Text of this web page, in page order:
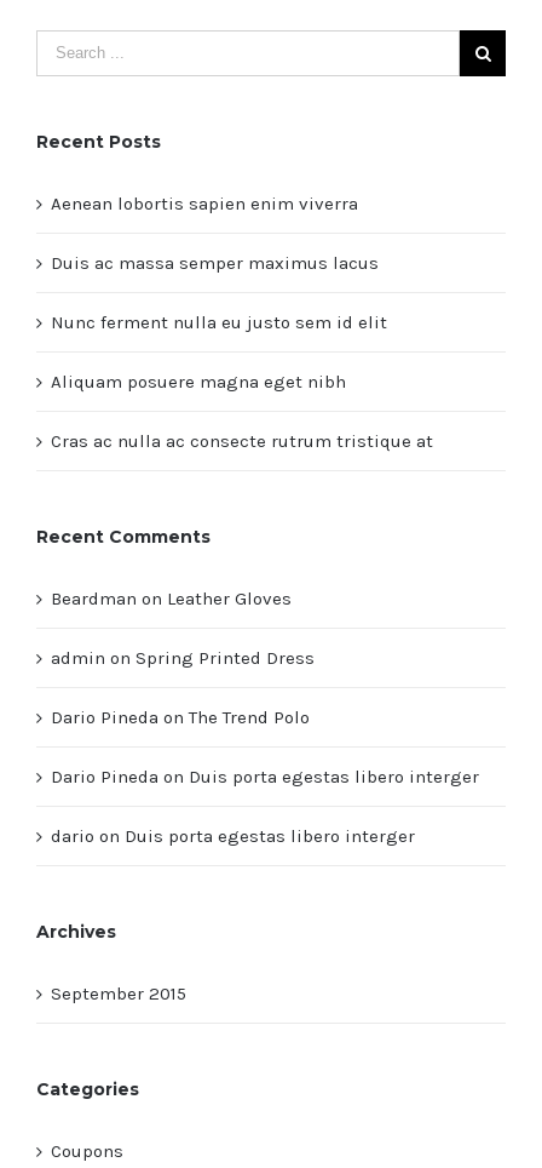
Recent Posts
Aenean lobortis sapien enim viverra
Duis ac massa semper maximus lacus
Nunc ferment nulla eu justo sem id elit
Aliquam posuere magna eget nibh
Cras ac nulla ac consecte rutrum tristique at
Recent Comments
Beardman on Leather Gloves
admin on Spring Printed Dress
Dario Pineda onThe Trend Polo
Dario Pineda on Duis porta egestas libero interger
dario on Duis porta egestas libero interger
Archives
September 2015
Categories
Coupons